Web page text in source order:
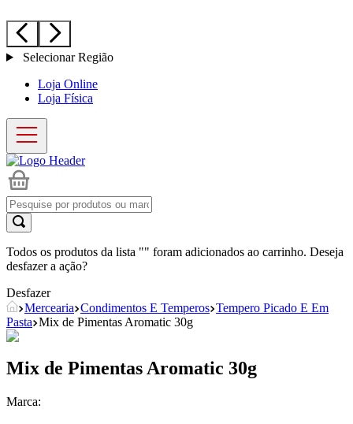
Selecionar Região
Loja Online
Loja Física
Todos os produtos da lista "" foram adicionados ao carrinho. Deseja
desfazer a ação?
Desfazer
Mercearia Condimentos E Temperos Tempero Picado E Em
Pasta Mix de Pimentas Aromatic 30g
Mix de Pimentas Aromatic 30g
Marca: